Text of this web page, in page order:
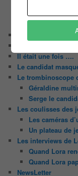
N’oubliez Pas
Il était une fois ….
Le candidat
Le trombinoscope
Géraldine
Serge le
Les coulisses des
Les caméras
Un plateau de
Les interviews de
Quand Lora
Quand Lora
NewsLetter